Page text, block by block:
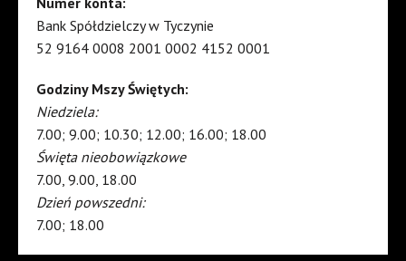
Bank Spółdzielczy w Tyczynie
52 9164 0008 2001 0002 4152 0001
Godziny Mszy Świętych:
Niedziela:
7.00; 9.00; 10.30; 12.00; 16.00; 18.00
Święta nieobowiązkowe
7.00, 9.00, 18.00
Dzień powszedni:
7.00; 18.00